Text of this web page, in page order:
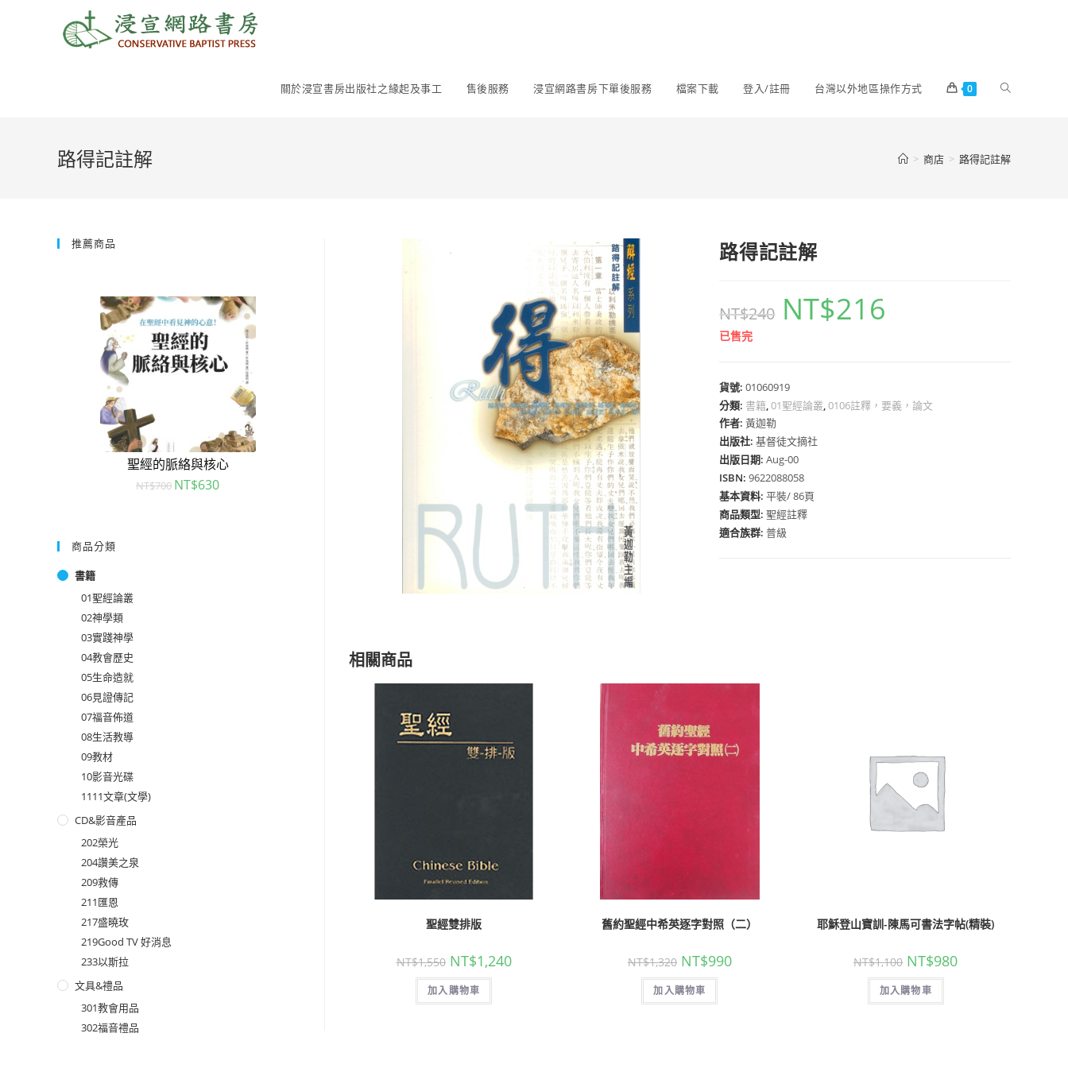
關於浸宣書房出版社之緣起及事工 售後服務 浸宣網路書房下單後服務 檔案下載 登入/註冊 台灣以外地區操作方式 0
路得記註解 > 商店 > 路得記註解
路得記註解
NT$240 NT$216
已售完
貨號:01060919
分類: 書籍,01聖經論叢,0106註釋，要義，論文
作者:黃迦勒
出版社:基督徒文摘社
出版日期:Aug-00
ISBN:9622088058
基本資料:平裝/ 86頁
商品類型:聖經註釋
適合族群:普級
相關商品
聖經雙排版
NT$1,550 NT$1,240
加入購物車
舊約聖經中希英逐字對照（二）
NT$1,320 NT$990
加入購物車
耶穌登山寶訓-陳馬可書法字帖(精裝)
NT$1,100 NT$980
加入購物車
推薦商品
聖經的脈絡與核心
NT$700 NT$630
聖經的脈絡與核心
NT$
商品分類
書籍
01聖經論叢
02神學類
03實踐神學
04教會歷史
05生命造就
06見證傳記
07福音佈道
08生活教導
09教材
10影音光碟
1111文章(文學)
CD&影音產品
202榮光
204讚美之泉
209救傳
211匯恩
217盛曉玫
219Good TV 好消息
233以斯拉
文具&禮品
301教會用品
302福音禮品